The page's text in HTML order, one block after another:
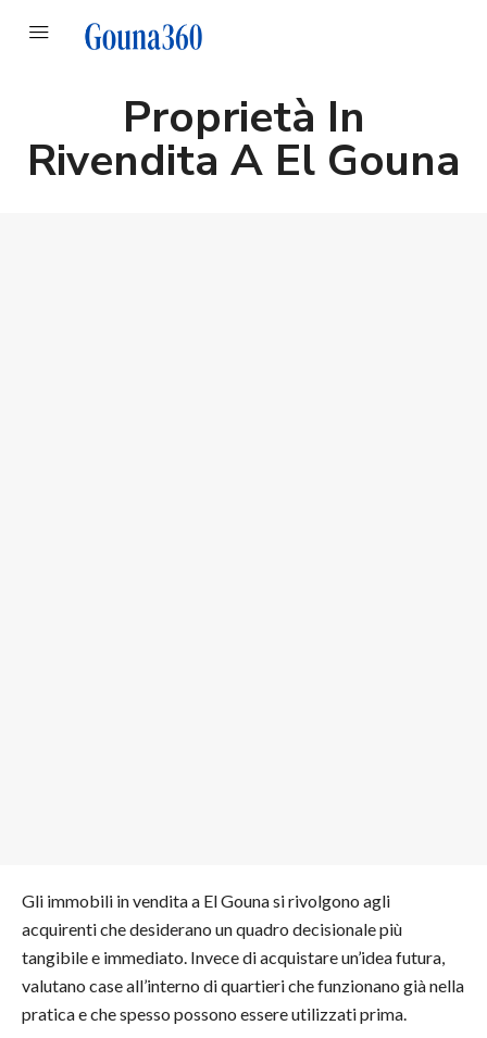
Proprietà In
Rivendita A El Gouna
Gli immobili in vendita a El Gouna si rivolgono agli
acquirenti che desiderano un quadro decisionale più
tangibile e immediato. Invece di acquistare un’idea futura,
valutano case all’interno di quartieri che funzionano già nella
pratica e che spesso possono essere utilizzati prima.